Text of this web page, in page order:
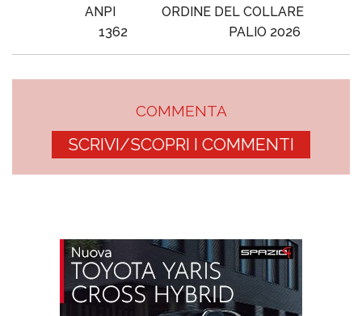
ANPI
ORDINE DEL COLLARE
1362
PALIO 2026
COMMENTA
SCRIVI/SCOPRI I COMMENTI